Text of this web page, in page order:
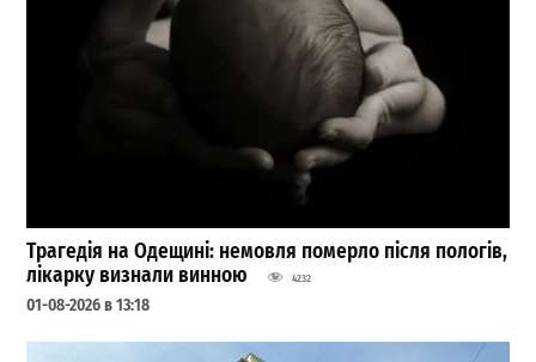
Трагедія на Одещині: немовля померло після пологів,
лікарку визнали винною
4232
01-08-2026 в 13:18